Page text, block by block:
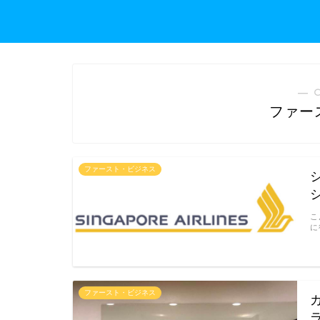
―
ファー
ファースト・ビジネス
ファースト・ビジネス